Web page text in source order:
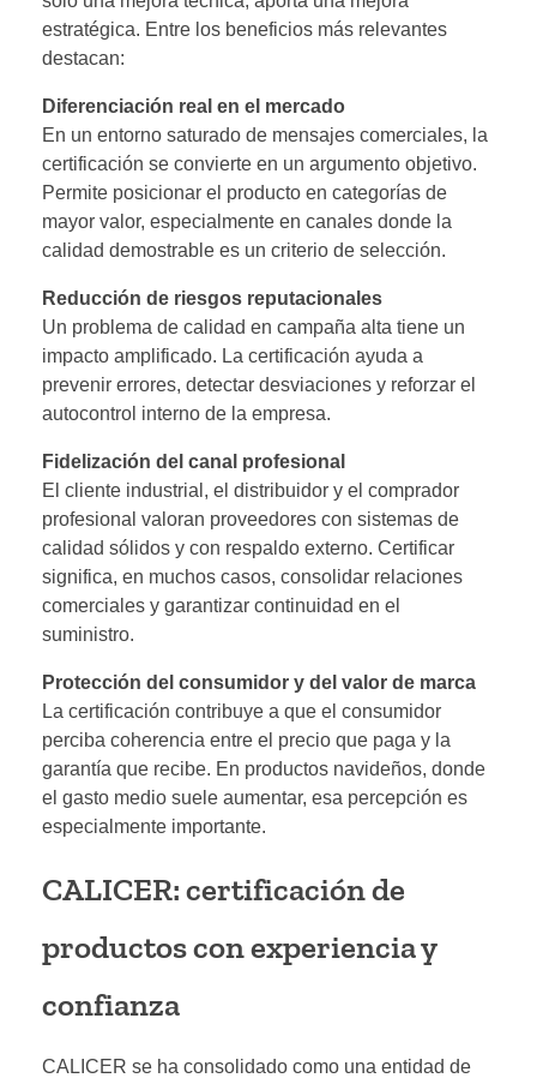
estratégica. Entre los beneficios más relevantes
destacan:
Diferenciación real en el mercado
En un entorno saturado de mensajes comerciales, la
certificación se convierte en un argumento objetivo.
Permite posicionar el producto en categorías de
mayor valor, especialmente en canales donde la
calidad demostrable es un criterio de selección.
Reducción de riesgos reputacionales
Un problema de calidad en campaña alta tiene un
impacto amplificado. La certificación ayuda a
prevenir errores, detectar desviaciones y reforzar el
autocontrol interno de la empresa.
Fidelización del canal profesional
El cliente industrial, el distribuidor y el comprador
profesional valoran proveedores con sistemas de
calidad sólidos y con respaldo externo. Certificar
significa, en muchos casos, consolidar relaciones
comerciales y garantizar continuidad en el
suministro.
Protección del consumidor y del valor de marca
La certificación contribuye a que el consumidor
perciba coherencia entre el precio que paga y la
garantía que recibe. En productos navideños, donde
el gasto medio suele aumentar, esa percepción es
especialmente importante.
CALICER: certificación de
productos con experiencia y
confianza
CALICER se ha consolidado como una entidad de